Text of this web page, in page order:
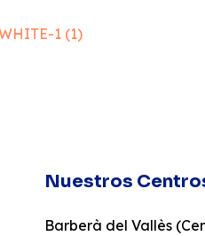
Nuestros
Barberà del Vallès